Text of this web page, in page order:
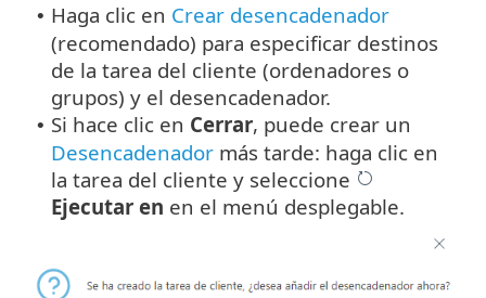
• Haga clic en Crear desencadenador
(recomendado) para especificar destinos
de la tarea del cliente (ordenadores o
grupos) y el desencadenador.
• Si hace clic en Cerrar, puede crear un
Desencadenador más tarde: haga clic en
la tarea del cliente y seleccione
Ejecutar en en el menú desplegable.